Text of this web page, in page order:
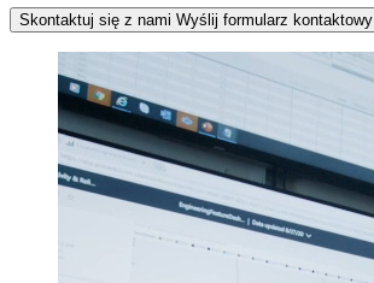
Skontaktuj się z nami Wyślij formularz kontaktowy